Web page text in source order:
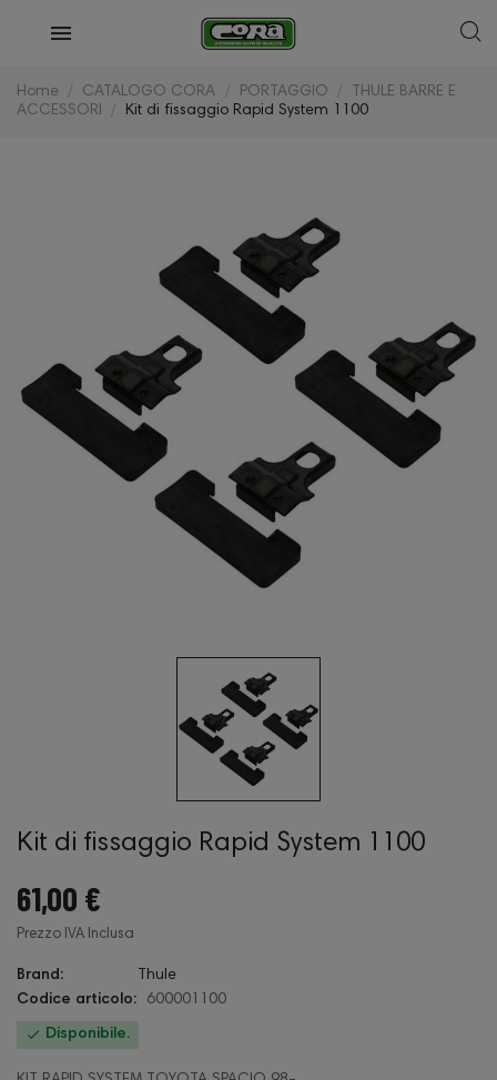
Home CATALOGO CORA PORTAGGIO
THULE BARRE E
ACCESSORI
Kit di fissaggio Rapid System 1100
Kit di fissaggio Rapid System 1100
61,00 €
Prezzo IVA Inclusa
Brand:
Thule
Codice articolo:
600001100
 Disponibile.